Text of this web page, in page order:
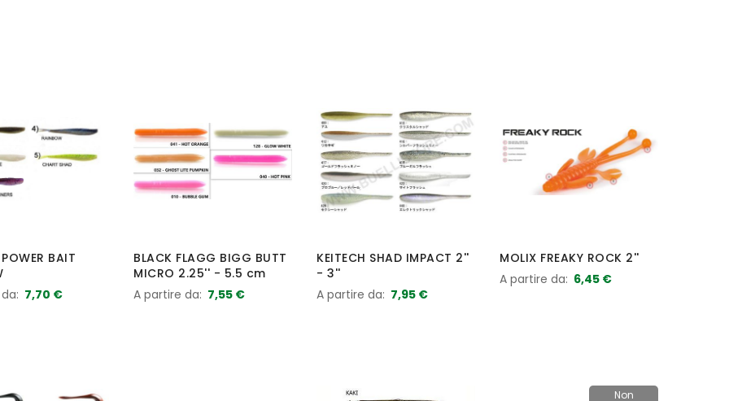
POWER BAIT
7,70 €
BLACK FLAGG BIGG BUTT
MICRO 2.25'' - 5.5 cm
A partire da 7,55 €
KEITECH SHAD IMPACT 2''
- 3''
A partire da 7,95 €
MOLIX FREAKY ROCK 2''
A partire da 6,45 €
Non